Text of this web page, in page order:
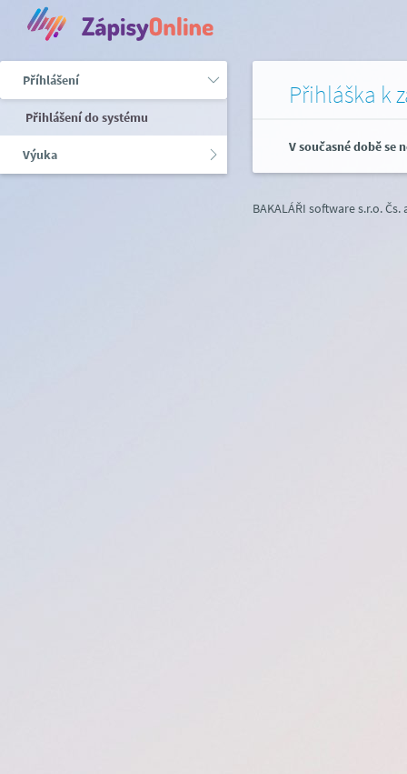
Příhlášení
Přihlášení do systému
Výuka
Přihláška k
V současné době se
BAKALÁŘI software s.r.o.Čs.